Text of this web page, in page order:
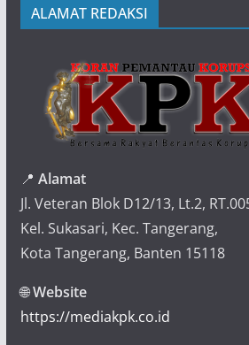
ALAMAT REDAKSI
📍 Alamat
Jl. Veteran Blok D12/13, Lt.2,
Kel. Sukasari, Kec. Tangerang,
Kota Tangerang, Banten 15118
🌐Website
https://mediakpk.co.id